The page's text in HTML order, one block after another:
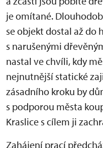
je omítané.
se objekt dostal až do
s narušenými
nastal ve chvíli, kdy
nejnutnější statické
zásadního kroku by
s podporou města
Kraslice s cílem ji
Zahájení prací